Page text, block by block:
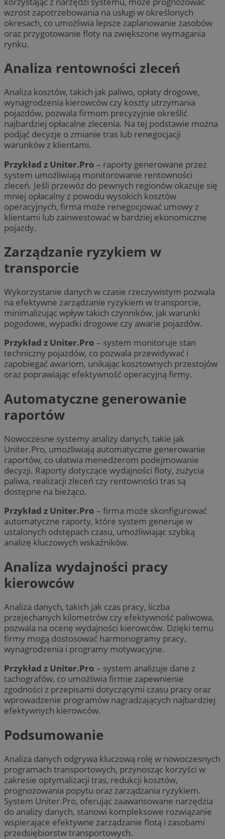
wzrost zapotrzebowania na usługi w określonych
okresach, co umożliwia lepsze zaplanowanie zasobów
oraz przygotowanie floty na zwiększone wymagania
rynku.
Analiza rentowności zleceń
Analiza kosztów, takich jak paliwo, opłaty drogowe,
wynagrodzenia kierowców czy koszty utrzymania
pojazdów, pozwala firmom precyzyjnie określić
najbardziej opłacalne zlecenia. Na tej podstawie można
podjąć decyzje o zmianie tras lub renegocjacji
warunków z klientami.
Przykład z Uniter.Pro – raporty generowane przez
system umożliwiają monitorowanie rentowności
zleceń. Jeśli przewóz do pewnych regionów okazuje się
mniej opłacalny z powodu wysokich kosztów
operacyjnych, firma może renegocjować umowy z
klientami lub zainwestować w bardziej ekonomiczne
pojazdy.
Zarządzanie ryzykiem w
transporcie
Wykorzystanie danych w czasie rzeczywistym pozwala
na efektywne zarządzanie ryzykiem w transporcie,
minimalizując wpływ takich czynników, jak warunki
pogodowe, wypadki drogowe czy awarie pojazdów.
Przykład z Uniter.Pro – system monitoruje stan
techniczny pojazdów, co pozwala przewidywać i
zapobiegać awariom, unikając kosztownych przestojów
oraz poprawiając efektywność operacyjną firmy.
Automatyczne generowanie
raportów
Nowoczesne systemy analizy danych, takie jak
Uniter.Pro, umożliwiają automatyczne generowanie
raportów, co ułatwia menedżerom podejmowanie
decyzji. Raporty dotyczące wydajności floty, zużycia
paliwa, realizacji zleceń czy rentowności tras są
dostępne na bieżąco.
Przykład z Uniter.Pro – firma może skonfigurować
automatyczne raporty, które system generuje w
ustalonych odstępach czasu, umożliwiając szybką
analizę kluczowych wskaźników.
Analiza wydajności pracy
kierowców
Analiza danych, takich jak czas pracy, liczba
przejechanych kilometrów czy efektywność paliwowa,
pozwala na ocenę wydajności kierowców. Dzięki temu
firmy mogą dostosować harmonogramy pracy,
wynagrodzenia i programy motywacyjne.
Przykład z Uniter.Pro – system analizuje dane z
tachografów, co umożliwia firmie zapewnienie
zgodności z przepisami dotyczącymi czasu pracy oraz
wprowadzenie programów nagradzających najbardziej
efektywnych kierowców.
Podsumowanie
Analiza danych odgrywa kluczową rolę w nowoczesnych
programach transportowych, przynosząc korzyści w
zakresie optymalizacji tras, redukcji kosztów,
prognozowania popytu oraz zarządzania ryzykiem.
System Uniter.Pro, oferując zaawansowane narzędzia
do analizy danych, stanowi kompleksowe rozwiązanie
wspierające efektywne zarządzanie flotą i zasobami
przedsiębiorstw transportowych.